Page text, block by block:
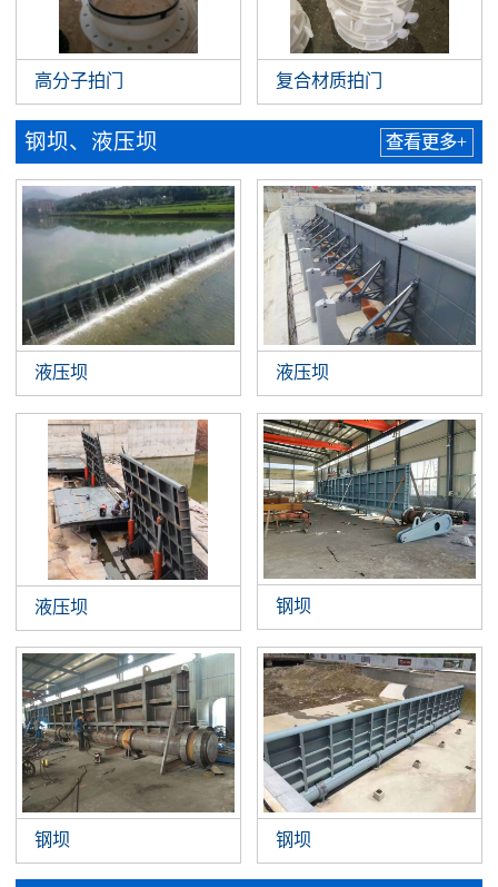
高分子拍门 复合材质拍门
钢坝、液压坝 查看更多+
液压坝 液压坝
液压坝 钢坝
钢坝 钢坝